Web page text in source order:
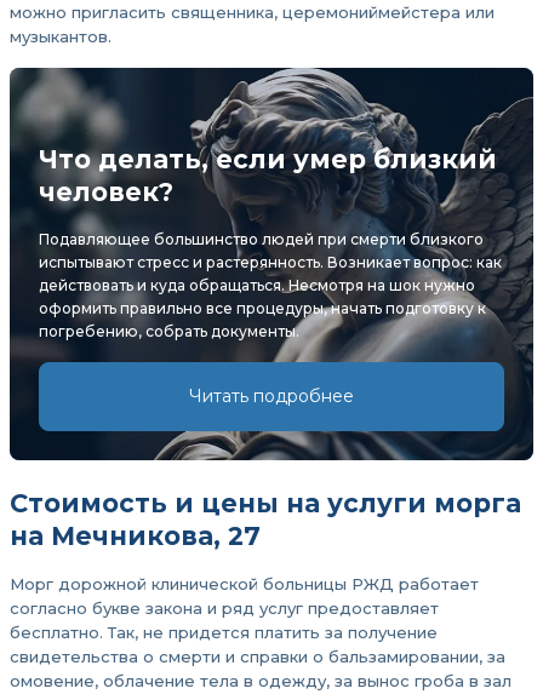
можно пригласить священника, церемониймейстера или
музыкантов.
Что делать, если умер близкий
человек?
Подавляющее большинство людей при смерти близкого
испытывают стресс и растерянность. Возникает вопрос: как
действовать и куда обращаться. Несмотря на шок нужно
оформить правильно все процедуры, начать подготовку к
погребению, собрать документы.
Читать подробнее
Стоимость и цены на услуги морга
на Мечникова, 27
Морг дорожной клинической больницы РЖД работает
согласно букве закона и ряд услуг предоставляет
бесплатно. Так, не придется платить за получение
свидетельства о смерти и справки о бальзамировании, за
омовение, облачение тела в одежду, за вынос гроба в зал